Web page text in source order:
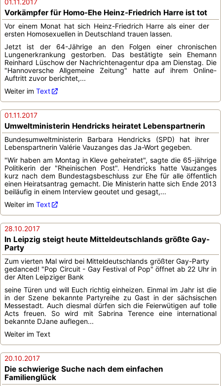
01.11.2017
Vorkämpfer für Homo-Ehe Heinz-Friedrich Harre ist tot
Vor einem Monat hat sich Heinz-Friedrich Harre als einer der
ersten Homosexuellen in Deutschland trauen lassen.
Jetzt ist der 64-Jährige an den Folgen einer chronischen
Lungenerkrankung gestorben. Das bestätigte sein Ehemann
Reinhard Lüschow der Nachrichtenagentur dpa am Dienstag. Die
"Hannoversche Allgemeine Zeitung" hatte auf ihrem Online-
Auftritt zuvor berichtet,...
Weiter im Text
01.11.2017
Umweltministerin Hendricks heiratet Lebenspartnerin
Bundesumweltministerin Barbara Hendricks (SPD) hat ihrer
Lebenspartnerin Valérie Vauzanges das Ja-Wort gegeben.
"Wir haben am Montag in Kleve geheiratet", sagte die 65-jährige
Politikerin der "Rheinischen Post". Hendricks hatte Vauzanges
kurz nach dem Bundestagsbeschluss zur Ehe für alle öffentlich
einen Heiratsantrag gemacht. Die Ministerin hatte sich Ende 2013
beiläufig in einem Interview geoutet und gesagt,...
Weiter im Text
28.10.2017
In Leipzig steigt heute Mitteldeutschlands größte Gay-
Party
Zum vierten Mal wird bei Mitteldeutschlands größter Gay-Party
gedanced! "Pop Circuit - Gay Festival of Pop" öffnet ab 22 Uhr in
der Alten Leipziger Bank
seine Türen und will Euch richtig einheizen. Einmal im Jahr ist die
in der Szene bekannte Partyreihe zu Gast in der sächsischen
Messestadt. Auch diesmal dürfen sich die Feierwütigen auf tolle
Acts freuen. So wird mit Sabrina Terence eine international
bekannte DJane auflegen...
Weiter im Text
20.10.2017
Die schwierige Suche nach dem einfachen
Familienglück